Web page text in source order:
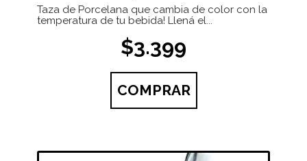
Taza de Porcelana que cambia de color con la
temperatura de tu bebida! Llená el...
$3.399
COMPRAR